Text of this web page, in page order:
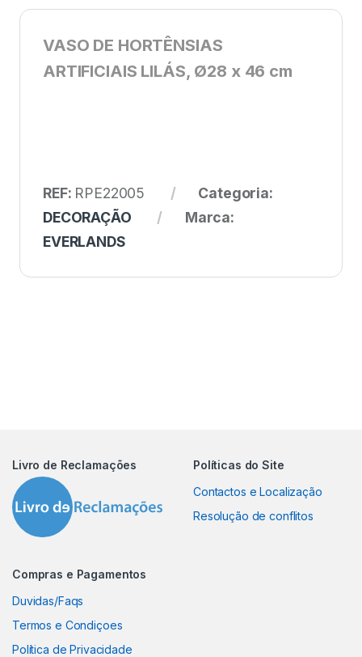
VASO DE HORTÊNSIAS
ARTIFICIAIS LILÁS, Ø28 x 46 cm
REF: RPE22005
Categoria:
DECORAÇÃO
Marca:
EVERLANDS
Livro de Reclamações
Políticas do Site
Contactos e Localização
Resolução de conflitos
Compras e Pagamentos
Duvidas/Faqs
Termos e Condiçoes
Política de Privacidade